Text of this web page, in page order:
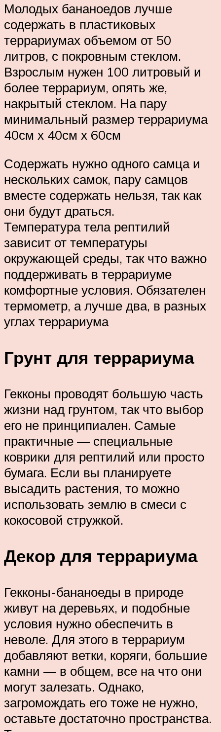
Молодых бананоедов лучше
содержать в пластиковых
террариумах объемом от 50
литров, с покровным стеклом.
Взрослым нужен 100 литровый и
более террариум, опять же,
накрытый стеклом. На пару
минимальный размер террариума
40см х 40см х 60см
Содержать нужно одного самца и
нескольких самок, пару самцов
вместе содержать нельзя, так как
они будут драться.
Температура тела рептилий
зависит от температуры
окружающей среды, так что важно
поддерживать в террариуме
комфортные условия. Обязателен
термометр, а лучше два, в разных
углах террариума
Грунт для террариума
Гекконы проводят большую часть
жизни над грунтом, так что выбор
его не принципиален. Самые
практичные — специальные
коврики для рептилий или просто
бумага. Если вы планируете
высадить растения, то можно
использовать землю в смеси с
кокосовой стружкой.
Декор для террариума
Гекконы-бананоеды в природе
живут на деревьях, и подобные
условия нужно обеспечить в
неволе. Для этого в террариум
добавляют ветки, коряги, большие
камни — в общем, все на что они
могут залезать. Однако,
загромождать его тоже не нужно,
оставьте достаточно пространства.